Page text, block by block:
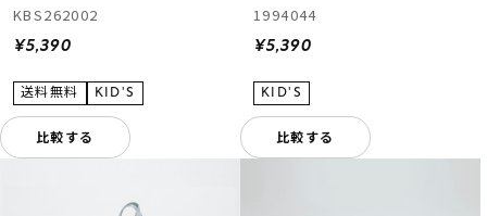
KBS262002
¥5,390
比較する
1994044
¥5,390
比較する